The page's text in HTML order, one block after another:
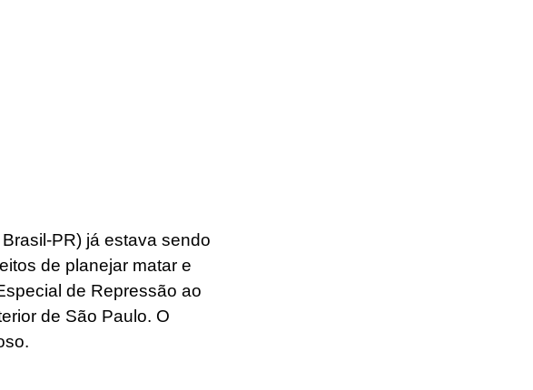
PR) já estava sendo
de planejar matar e
de Repressão ao
de São Paulo. O